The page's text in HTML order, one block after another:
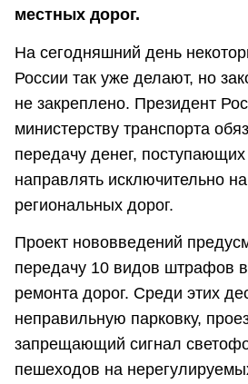
местных дорог.
На сегодняшний день
России так уже делают, но
не закреплено. Президент
министерству транспорта
передачу денег,
направлять исключительно
региональных дорог.
Проект нововведений
передачу 10 видов штрафов
ремонта дорог. Среди этих
неправильную парковку,
запрещающий сигнал
пешеходов на